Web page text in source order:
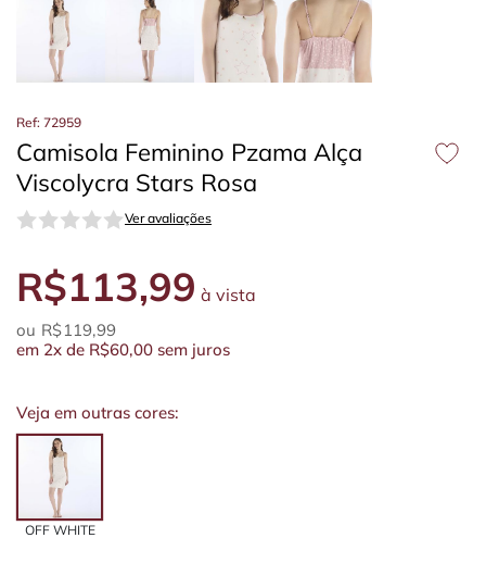
Ref: 72959
Camisola Feminino Pzama Alça
Viscolycra Stars Rosa
Ver avaliações
R$113,99 à vista
R$119,99
em 2x de R$60,00 sem juros
Veja em outras cores:
OFF WHITE